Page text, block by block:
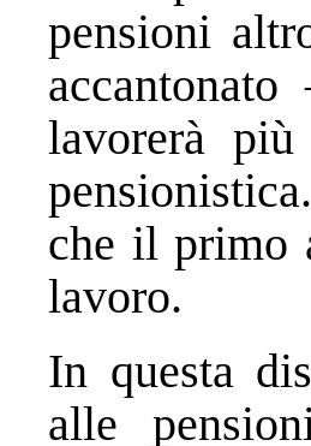
pensioni
lavorerà
che il primo
lavoro.
In questa
alle